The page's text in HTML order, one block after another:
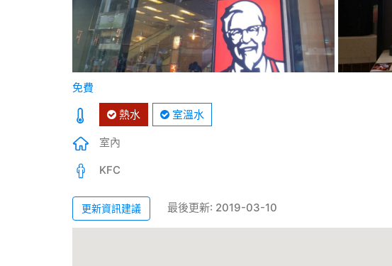
免費
熱水
室溫水
室內
KFC
更新資訊建議 最後更新: 2019-03-10